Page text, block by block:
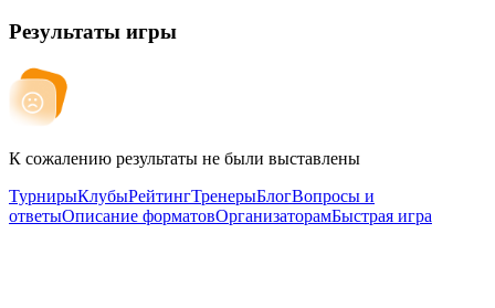
Результаты игры
К сожалению результаты не были выставлены
ТурнирыКлубыРейтингТренерыБлогВопросы и
ответыОписание форматовОрганизаторамБыстрая игра